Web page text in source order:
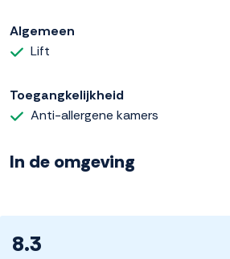
Algemeen
Lift
Toegangkelijkheid
Anti-allergene kamers
In de omgeving
8.3